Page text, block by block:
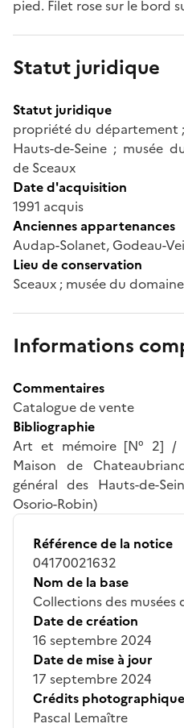
pied. Filet rose sur le bord
Statut juridique
Statut juridique
propriété du département
Hauts-de-Seine ; musée
de Sceaux
Date d'acquisition
1991 acquis
Anciennes appartenances
Audap-Solanet, Godeau-
Lieu de conservation
Sceaux ; musée du
Informations
Commentaires
Catalogue de vente
Bibliographie
Art et mémoire [N° 2] /
Maison de
général des Hauts-de-
Osorio-Robin)
Référence de la notice
04170021632
Nom de la base
Collections des musées
Date de création
16 septembre 2024
Date de mise à jour
17 septembre 2024
Crédits
Pascal Lemaître